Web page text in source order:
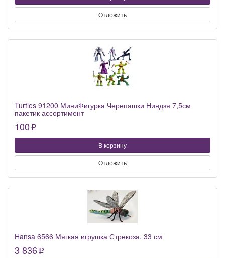
Отложить
Turtles 91200 МиниФигурка Черепашки Ниндзя 7,5см
пакетик ассортимент
100 p
В корзину
Отложить
Hansa 6566 Мягкая игрушка Стрекоза, 33 см
3 836p